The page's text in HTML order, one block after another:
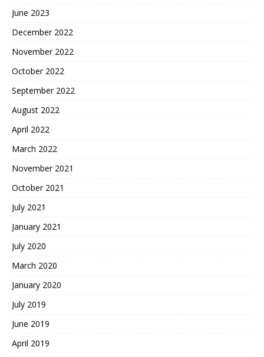
June 2023
December 2022
November 2022
October 2022
September 2022
August 2022
April 2022
March 2022
November 2021
October 2021
July 2021
January 2021
July 2020
March 2020
January 2020
July 2019
June 2019
April 2019